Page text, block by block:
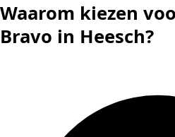
Waarom kiezen
Bravo in Heesch?